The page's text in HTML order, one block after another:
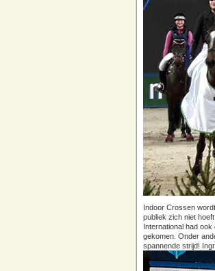
Indoor Crossen
publiek zich niet
International had
gekomen. Onder
spannende strijd!